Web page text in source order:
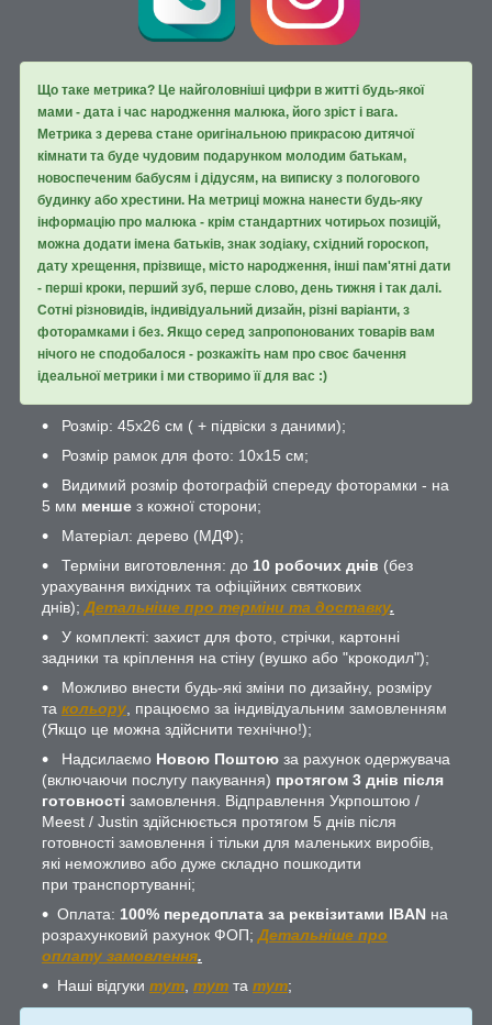
Що таке метрика? Це найголовніші цифри в житті будь-якої
мами - дата і час народження малюка, його зріст і вага.
Метрика з дерева стане оригінальною прикрасою дитячої
кімнати та буде чудовим подарунком молодим батькам,
новоспеченим бабусям і дідусям, на виписку з пологового
будинку або хрестини. На метриці можна нанести будь-яку
інформацію про малюка - крім стандартних чотирьох позицій,
можна додати імена батьків, знак зодіаку, східний гороскоп,
дату хрещення, прізвище, місто народження, інші пам'ятні дати
- перші кроки, перший зуб, перше слово, день тижня і так далі.
Сотні різновидів, індивідуальний дизайн, різні варіанти, з
фоторамками і без. Якщо серед запропонованих товарів вам
нічого не сподобалося - розкажіть нам про своє бачення
ідеальної метрики і ми створимо її для вас :)
Розмір: 45х26 см ( + підвіски з даними);
Розмір рамок для фото: 10х15 см;
Видимий розмір фотографій спереду фоторамки - на
5 мм менше з кожної сторони;
Матеріал: дерево (МДФ);
Терміни виготовлення: до 10 робочих днів (без
урахування вихідних та офіційних святкових
днів); Детальніше про терміни та доставку.
У комплекті: захист для фото, стрічки, картонні
задники та кріплення на стіну (вушко або "крокодил");
Можливо внести будь-які зміни по дизайну, розміру
та кольору , працюємо за індивідуальним замовленням
(Якщо це можна здійснити технічно!);
Надсилаємо Новою Поштою за рахунок одержувача
(включаючи послугу пакування) протягом 3 днів після
готовності замовлення. Відправлення Укрпоштою /
Meest / Justin здійснюється протягом 5 днів після
готовності замовлення і тільки для маленьких виробів,
які неможливо або дуже складно пошкодити
при транспортуванні;
Оплата: 100% передоплата за реквізитами IBAN на
розрахунковий рахунок ФОП; Детальніше про
оплату замовлення.
Наші відгуки тут тут та тут;